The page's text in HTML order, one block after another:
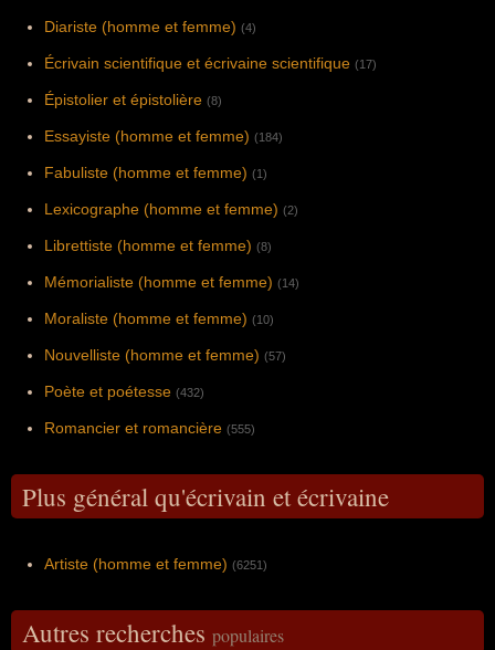
Diariste (homme et femme) (4)
Écrivain scientifique et écrivaine scientifique (17)
Épistolier et épistolière (8)
Essayiste (homme et femme) (184)
Fabuliste (homme et femme) (1)
Lexicographe (homme et femme) (2)
Librettiste (homme et femme) (8)
Mémorialiste (homme et femme) (14)
Moraliste (homme et femme) (10)
Nouvelliste (homme et femme) (57)
Poète et poétesse (432)
Romancier et romancière (555)
Plus général qu'écrivain et écrivaine
Artiste (homme et femme) (6251)
Autres recherches populaires